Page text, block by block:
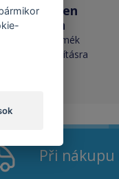
minden
van
50 000 termék
azonnali szállításra
Při nákupu